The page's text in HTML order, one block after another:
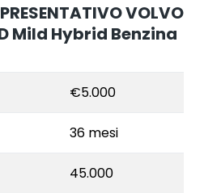
VOLVO
Mild Hybrid Benzina
€5.000
36 mesi
45.000